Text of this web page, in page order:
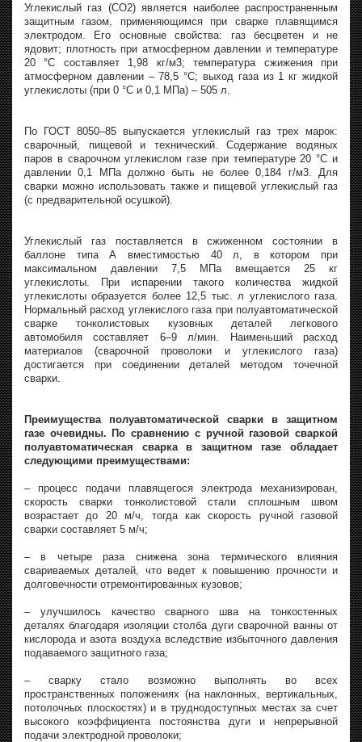
Углекислый газ (СО2) является наиболее распространенным
защитным газом, применяющимся при сварке плавящимся
электродом. Его основные свойства: газ бесцветен и не
ядовит; плотность при атмосферном давлении и температуре
20 °C составляет 1,98 кг/м3; температура сжижения при
атмосферном давлении – 78,5 °C; выход газа из 1 кг жидкой
углекислоты (при 0 °C и 0,1 МПа) – 505 л.
По ГОСТ 8050–85 выпускается углекислый газ трех марок:
сварочный, пищевой и технический. Содержание водяных
паров в сварочном углекислом газе при температуре 20 °C и
давлении 0,1 МПа должно быть не более 0,184 г/м3. Для
сварки можно использовать также и пищевой углекислый газ
(с предварительной осушкой).
Углекислый газ поставляется в сжиженном состоянии в
баллоне типа А вместимостью 40 л, в котором при
максимальном давлении 7,5 МПа вмещается 25 кг
углекислоты. При испарении такого количества жидкой
углекислоты образуется более 12,5 тыс. л углекислого газа.
Нормальный расход углекислого газа при полуавтоматической
сварке тонколистовых кузовных деталей легкового
автомобиля составляет 6–9 л/мин. Наименьший расход
материалов (сварочной проволоки и углекислого газа)
достигается при соединении деталей методом точечной
сварки.
Преимущества полуавтоматической сварки в защитном
газе очевидны. По сравнению с ручной газовой сваркой
полуавтоматическая сварка в защитном газе обладает
следующими преимуществами:
– процесс подачи плавящегося электрода механизирован,
скорость сварки тонколистовой стали сплошным швом
возрастает до 20 м/ч, тогда как скорость ручной газовой
сварки составляет 5 м/ч;
– в четыре раза снижена зона термического влияния
свариваемых деталей, что ведет к повышению прочности и
долговечности отремонтированных кузовов;
– улучшилось качество сварного шва на тонкостенных
деталях благодаря изоляции столба дуги сварочной ванны от
кислорода и азота воздуха вследствие избыточного давления
подаваемого защитного газа;
– сварку стало возможно выполнять во всех
пространственных положениях (на наклонных, вертикальных,
потолочных плоскостях) и в труднодоступных местах за счет
высокого коэффициента постоянства дуги и непрерывной
подачи электродной проволоки;